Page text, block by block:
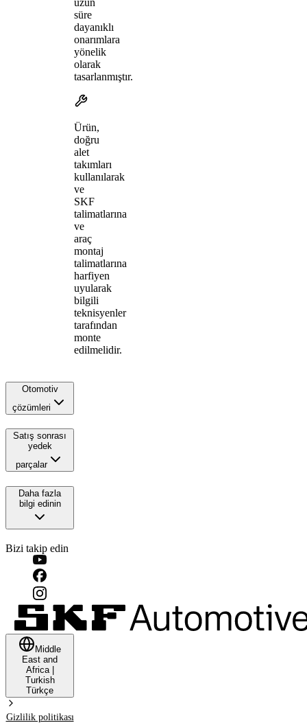
süre
dayanıklı
onarımlara
yönelik
olarak
tasarlanmıştır.
Ürün,
doğru
alet
takımları
kullanılarak
ve
SKF
talimatlarına
ve
araç
montaj
talimatlarına
harfiyen
uyularak
bilgili
teknisyenler
tarafından
monte
edilmelidir.
Otomotiv
çözümleri
Satış sonrası
yedek
parçalar
Daha fazla
bilgi edinin
Bizi takip edin
Middle
East and
Africa|
Turkish
Türkçe
Gizlilik politikası